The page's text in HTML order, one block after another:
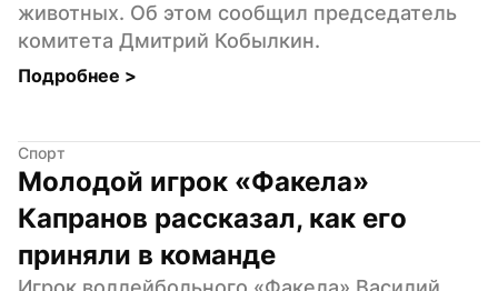
животных. Об этом сообщил председатель
комитета Дмитрий Кобылкин.
Подробнее >
Спорт
Молодой игрок «Факела»
Капранов рассказал, как его
приняли в команде